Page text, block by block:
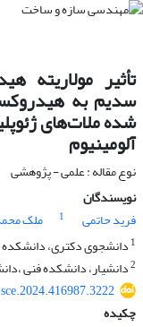
تأثیر
سدیم به
شده ملات‌های
آلومینیوم
نوع مقاله : علمی - پژوهشی
نویسندگان
فرید حاتمی
1 ملک
1دانشجوی دکتری، دانشکده
2دانشیار، دانشکده فنی
چکیده